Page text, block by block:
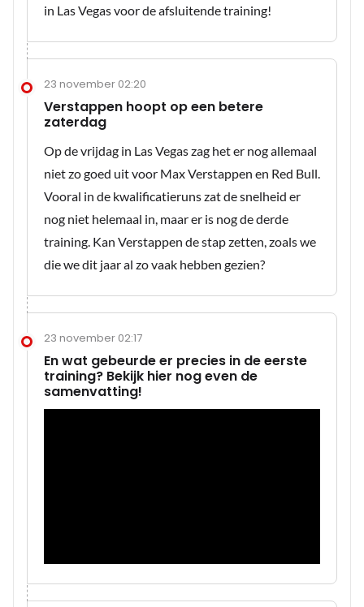
in Las Vegas voor de afsluitende training!
23 november 02:20
Verstappen hoopt op een betere
zaterdag
Op de vrijdag in Las Vegas zag het er nog allemaal
niet zo goed uit voor Max Verstappen en Red Bull.
Vooral in de kwalificatieruns zat de snelheid er
nog niet helemaal in, maar er is nog de derde
training. Kan Verstappen de stap zetten, zoals we
die we dit jaar al zo vaak hebben gezien?
23 november 02:17
En wat gebeurde er precies in de eerste
training? Bekijk hier nog even de
samenvatting!